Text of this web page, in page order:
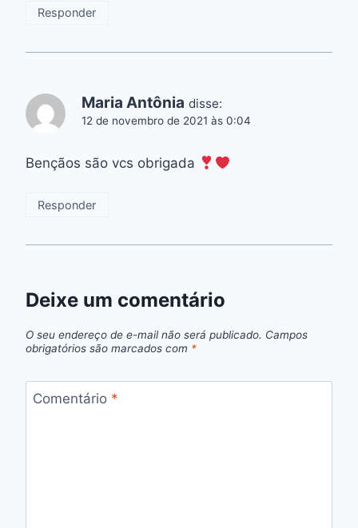
Responder
Maria Antônia disse:
12 de novembro de 2021 às 0:04
Bençãos são vcs obrigada
Responder
Deixe um comentário
O seu endereço de e-mail não será publicado. Campos
obrigatórios são marcados com *
Comentário *